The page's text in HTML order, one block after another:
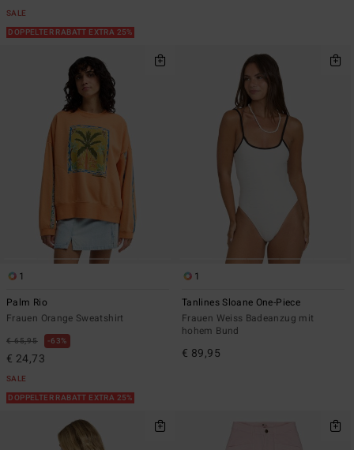
SALE
DOPPELTER RABATT EXTRA 25%
1
Palm Rio
Frauen Orange Sweatshirt
€ 65,95 63%
€ 24,73
SALE
DOPPELTER RABATT EXTRA 25%
1
Tanlines Sloane One-Piece
Frauen Weiss Badeanzug mit
hohem Bund
€ 89,95